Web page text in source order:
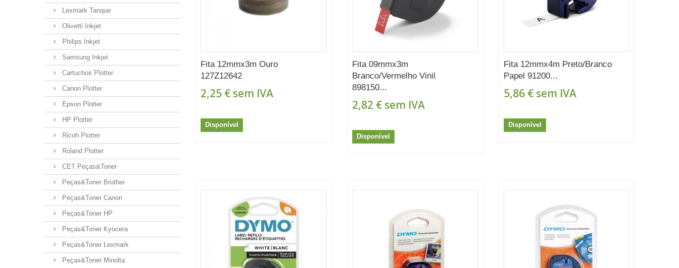
Lexmark Tanque
Olivetti Inkjet
Philips Inkjet
Samsung Inkjet
Cartuchos Plotter
Canon Plotter
Epson Plotter
HP Plotter
Ricoh Plotter
Roland Plotter
CET Peças&Toner
Peças&Toner Brother
Peças&Toner Canon
Peças&Toner HP
Peças&Toner Kyocera
Peças&Toner Lexmark
Peças&Toner Minolta
Fita 12mmx3m Ouro
127Z12642
2,25 € sem IVA
Disponível
Fita 09mmx3m
Branco/Vermelho Vinil
898150...
2,82 €sem IVA
Disponível
Fita 12mmx4m Preto/Branco
Papel 91200...
5,86 €sem IVA
Disponível